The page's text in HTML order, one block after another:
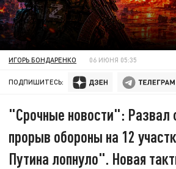
ИГОРЬ БОНДАРЕНКО 06 ИЮНЯ 05:35
ПОДПИШИТЕСЬ:
"Срочные новости": Развал
прорыв обороны на 12
Путина лопнуло". Новая